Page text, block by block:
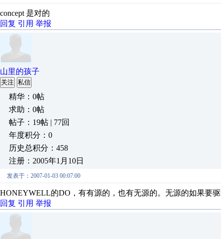
concept 是对的
回复 引用 举报
山里的孩子
关注 私信
精华：0帖
求助：0帖
帖子：19帖 | 77回
年度积分：0
历史总积分：458
注册：2005年1月10日
发表于：2007-01-03 00:07:00
HONEYWELL的DO，有有源的，也有无源的。无源的如果要
回复 引用 举报